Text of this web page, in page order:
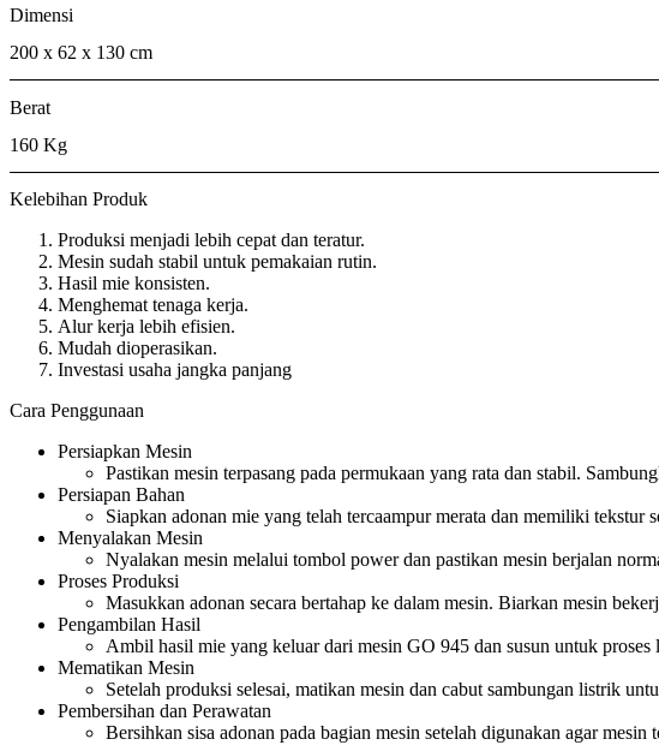
Dimensi
200 x 62 x 130 cm
Berat
160 Kg
Kelebihan Produk
Produksi menjadi lebih cepat dan teratur.
Mesin sudah stabil untuk pemakaian rutin.
Hasil mie konsisten.
Menghemat tenaga kerja.
Alur kerja lebih efisien.
Mudah dioperasikan.
Investasi usaha jangka panjang
Cara Penggunaan
Persiapkan Mesin
Pastikan mesin terpasang pada permukaan yang rata dan stabil.
Persiapan Bahan
Siapkan adonan mie yang telah tercaampur merata dan memiliki tekstur
Menyalakan Mesin
Nyalakan mesin melalui tombol power dan pastikan mesin berjalan
Proses Produksi
Masukkan adonan secara bertahap ke dalam mesin. Biarkan mesin
Pengambilan Hasil
Ambil hasil mie yang keluar dari mesin GO 945 dan susun untuk proses
Mematikan Mesin
Setelah produksi selesai, matikan mesin dan cabut sambungan listrik
Pembersihan dan Perawatan
Bersihkan sisa adonan pada bagian mesin setelah digunakan agar mesin